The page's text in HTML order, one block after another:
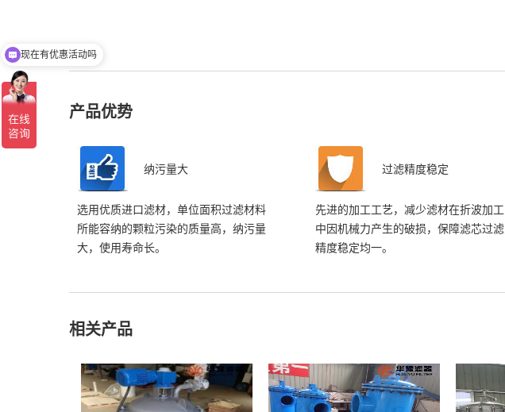
产品优势
纳污量大
选用优质进口滤材，单位面积过滤材料
所能容纳的颗粒污染的质量高，纳污量
大，使用寿命长。
过滤精度稳定
先进的加工工艺，减少滤材在折波加工
中因机械力产生的破损，保障滤芯过滤
精度稳定均一。
相关产品
现在有优惠活动吗